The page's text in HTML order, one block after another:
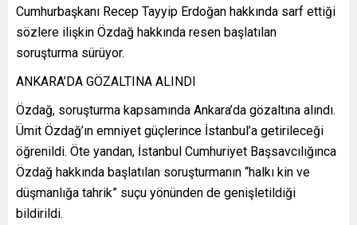
Cumhurbaşkanı Recep Tayyip Erdoğan hakkında sarf ettiği
sözlere ilişkin Özdağ hakkında resen başlatılan
soruşturma sürüyor.
ANKARA’DA GÖZALTINA ALINDI
Özdağ, soruşturma kapsamında Ankara’da gözaltına alındı.
Ümit Özdağ’ın emniyet güçlerince İstanbul’a getirileceği
öğrenildi. Öte yandan, İstanbul Cumhuriyet Başsavcılığınca
Özdağ hakkında başlatılan soruşturmanın “halkı kin ve
düşmanlığa tahrik” suçu yönünden de genişletildiği
bildirildi.